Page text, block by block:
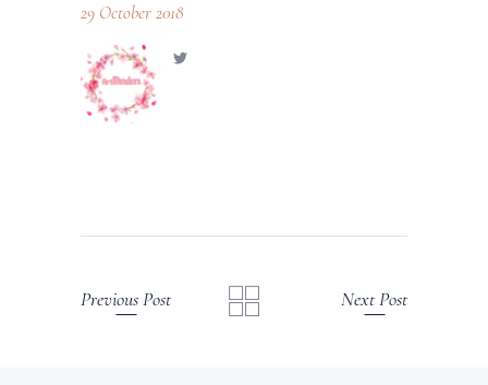
29 October 2018
Previous Post Next Post